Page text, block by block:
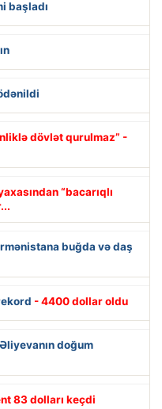
başladı
dövlət qurulmaz” -
“bacarıqlı
buğda və daş
- 4400 dollar oldu
doğum
83 dolları keçdi